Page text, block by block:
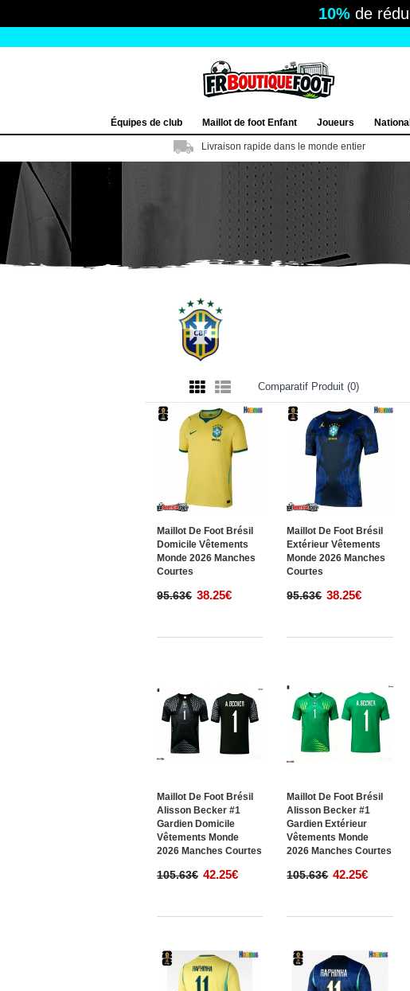
10%de
Équipes de club Maillot de foot Enfant Joueurs
Livraison rapide dans le monde entier
Comparatif Produit (0)
Maillot De Foot Brésil
Domicile Vêtements
Monde 2026 Manches
Courtes
95.63€ 38.25€
Maillot De Foot Brésil
Extérieur Vêtements
Monde 2026 Manches
Courtes
95.63€ 38.25€
Maillot De Foot Brésil
Alisson Becker #1
Gardien Domicile
Vêtements Monde
2026 Manches Courtes
105.63€ 42.25€
Maillot De Foot Brésil
Alisson Becker #1
Gardien Extérieur
Vêtements Monde
2026 Manches Courtes
105.63€ 42.25€